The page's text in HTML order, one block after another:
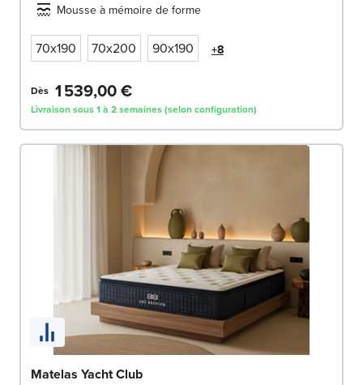
Mousse à mémoire de forme
70x190 70x200 90x190 +8
Dès 1 539,00 €
Livraison sous 1 à 2 semaines (selon configuration)
Matelas Yacht Club